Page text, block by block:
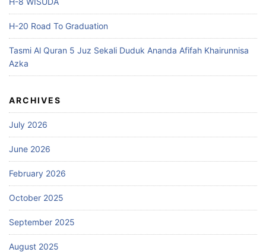
H-20 Road To Graduation
Tasmi Al Quran 5 Juz Sekali Duduk Ananda Afifah Khairunnisa
Azka
ARCHIVES
July 2026
June 2026
February 2026
October 2025
September 2025
August 2025